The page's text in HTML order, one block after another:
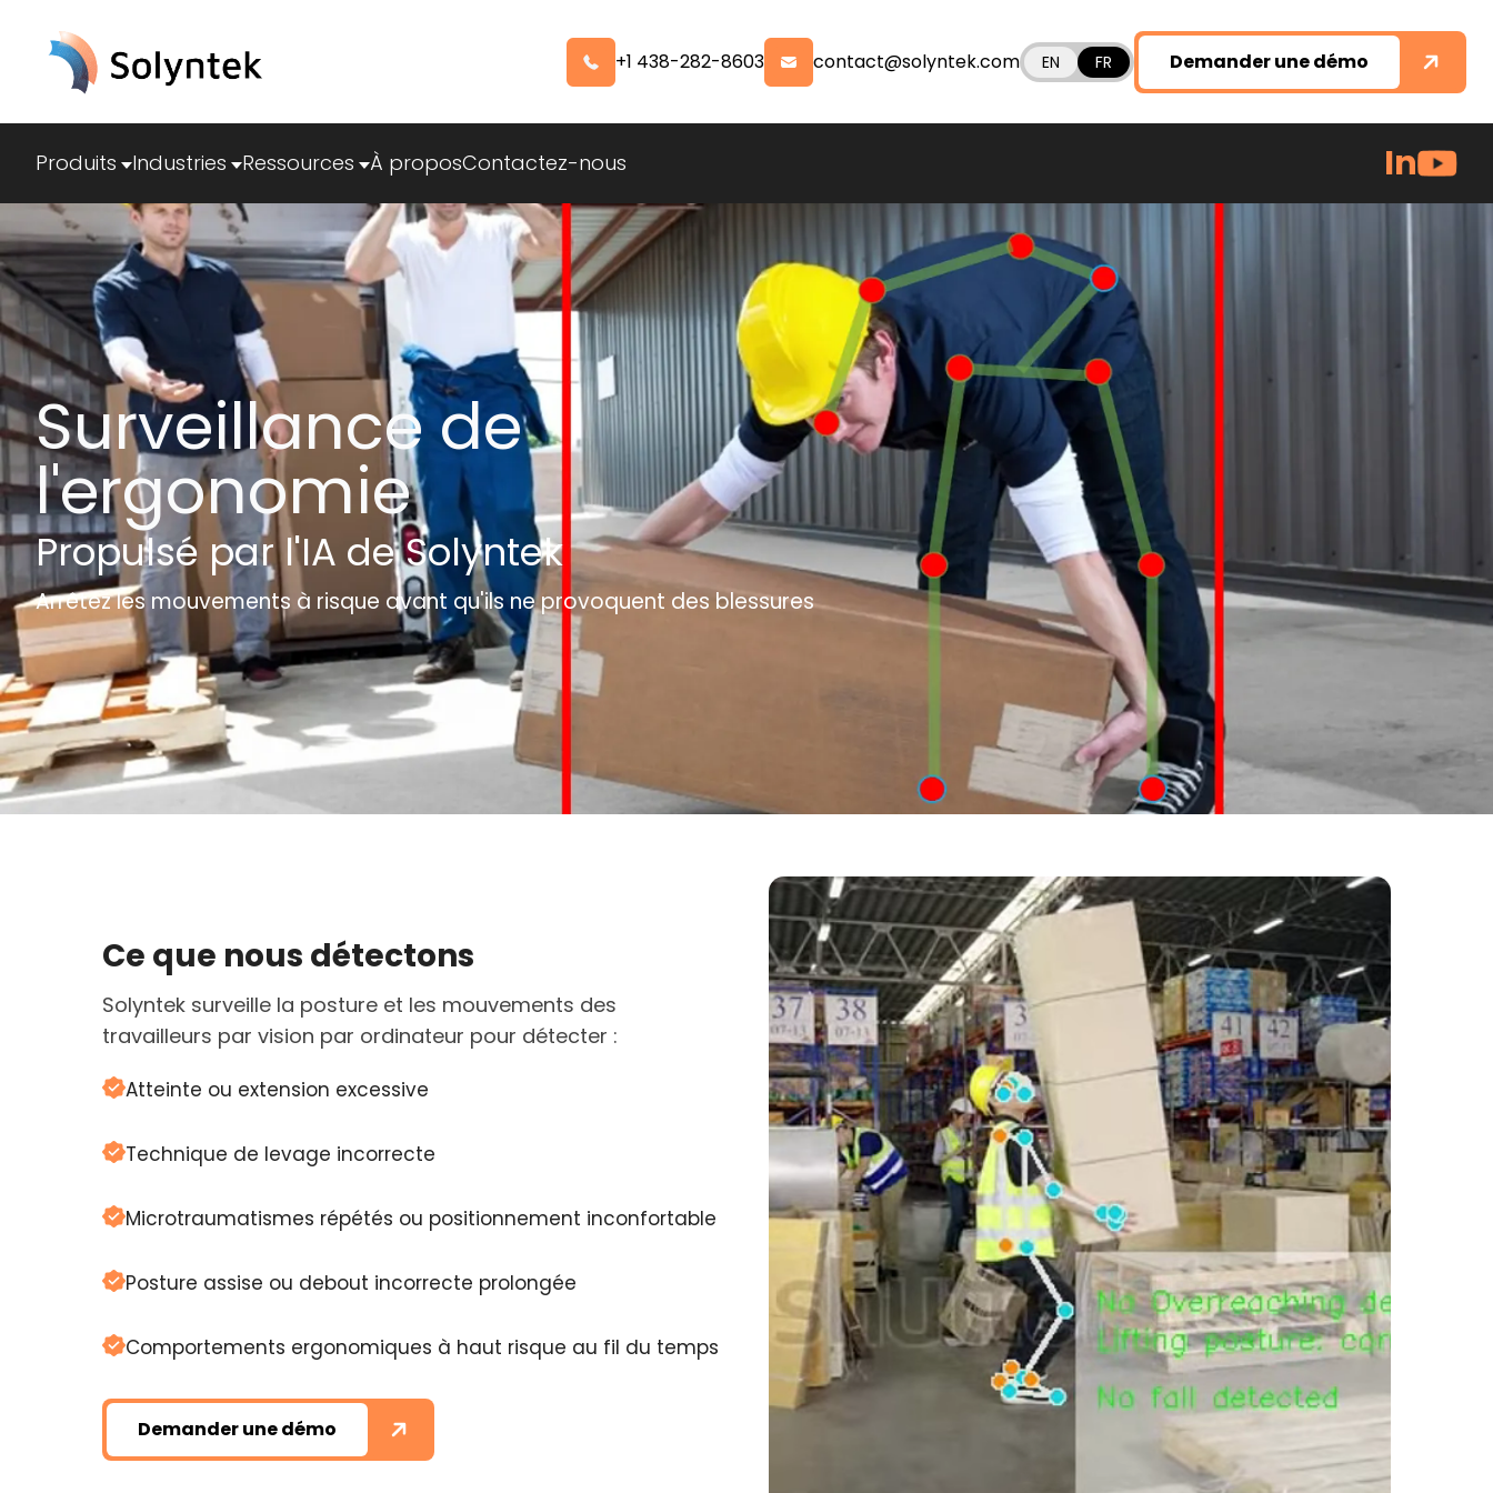
+1 438-282-8603 contact@solyntek.com EN FR Demander une démo
Produits Industries Ressources À proposContactez-nous In
Surveillance de
l'ergonomie
Propulsé par l'IA de Solyntek
Arrêtez les mouvements à risque avant qu'ils ne provoquent des blessures
Ce que nous détectons
Solyntek surveille la posture et les mouvements des
travailleurs par vision par ordinateur pour détecter :
Atteinte ou extension excessive
Technique de levage incorrecte
Microtraumatismes répétés ou positionnement inconfortable
Posture assise ou debout incorrecte prolongée
Comportements ergonomiques à haut risque au fil du temps
Demander une démo